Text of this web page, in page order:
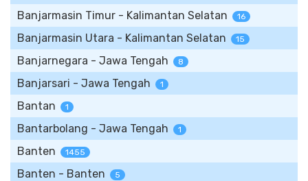
Banjarmasin Timur - Kalimantan Selatan 16
Banjarmasin Utara - Kalimantan Selatan 15
Banjarnegara - Jawa Tengah 8
Banjarsari - Jawa Tengah 1
Bantan 1
Bantarbolang - Jawa Tengah 1
Banten 1455
Banten - Banten 5